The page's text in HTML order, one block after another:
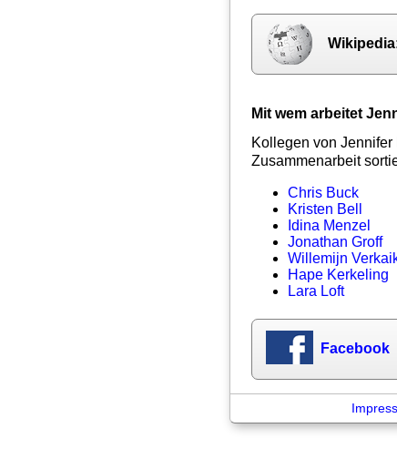
Mit wem arbeitet
Kollegen von
Zusammenarbeit
Chris Buck
Kristen Bell
Idina Menzel
Jonathan Groff
Willemijn
Hape Kerkeling
Lara Loft
Facebook